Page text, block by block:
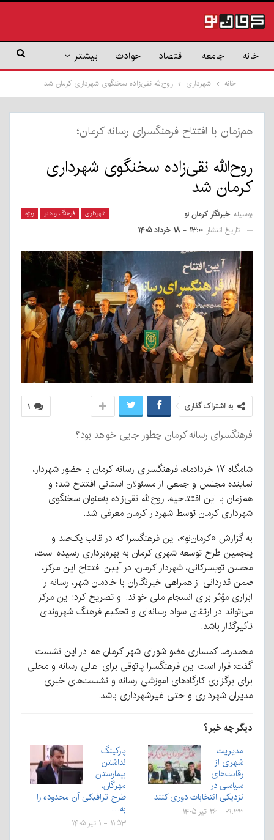
خانه جامعه اقتصاد حوادث بیشتر
خانه شهرداری روح‌الله نقی‌زاده سخنگوی شهرداری کرمان شد
هم‌زمان با افتتاح فرهنگسرای رسانه کرمان؛
روح‌الله نقی‌زاده سخنگوی شهرداری
کرمان شد
شهرداری فرهنگ و هنر ویژه بوسیله خبرنگار کرمان نو
تاریخ انتشار ۱۳:۰۰ - ۱۸ خرداد ۱۴۰۵
۱ به اشتراک گذاری
فرهنگسرای رسانه کرمان چطور جایی خواهد بود؟
شامگاه ۱۷ خردادماه، فرهنگسرای رسانه کرمان با حضور شهردار،
نماینده مجلس و جمعی از مسئولان استانی افتتاح شد؛ و
هم‌زمان با این افتتاحیه، روح‌الله نقی‌زاده به‌عنوان سخنگوی
شهرداری کرمان توسط شهردار کرمان معرفی شد.
به گزارش «کرمان‌نو»، این فرهنگسرا که در قالب یک‌صد و
پنجمین طرح توسعه شهری کرمان به بهره‌برداری رسیده است،
محسن تویسرکانی، شهردار کرمان، در آیین افتتاح این مرکز،
ضمن قدردانی از همراهی خبرنگاران با خادمان شهر، رسانه را
ابزاری مؤثر برای انسجام ملی خواند. او تصریح کرد: این مرکز
می‌تواند در ارتقای سواد رسانه‌ای و تحکیم فرهنگ شهروندی
تأثیرگذار باشد.
محمدرضا کمساری عضو شورای شهر کرمان هم در این نشست
گفت: قرار است این فرهنگسرا پاتوقی برای اهالی رسانه و محلی
برای برگزاری کارگاه‌های آموزشی رسانه و نشست‌های خبری
مدیران شهرداری و حتی غیرشهرداری باشد.
دیگر چه خبر؟
مدیریت
شهری از
رقابت‌های
سیاسی در
نزدیکی انتخابات دوری کنند
۰۹:۳۳ - ۲۶ تیر ۱۴۰۵
پارکینگ
نداشتن
بيمارستان
مهرگان،
طرح ترافیکی آن محدوده را
به…
۱۱:۵۳ - ۱ تیر ۱۴۰۵